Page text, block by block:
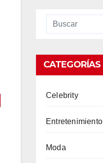
CATEGORÍAS
Celebrity
Entretenimiento
Moda